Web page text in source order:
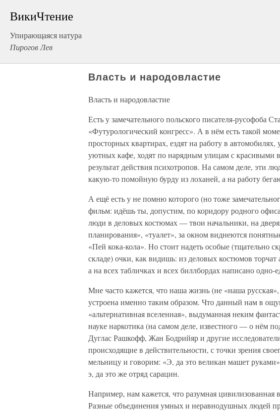
ВикиЧтение
Упирающаяся натура
Пирогов Лев
Власть и народовластие
Власть и народовластие
Есть у замечательного польского писателя-русофоба
«Футурологический конгресс». А в нём есть такой
просторных квартирах, ездят на работу в
уютных кафе, ходят по нарядным улицам с красивыми
результат действия психотропов. На самом деле, эти
какую-то помойную бурду из лоханей, а на работу
А ещё есть у не помню которого (но тоже
фильм: идёшь ты, допустим, по коридору родного
люди в деловых костюмах — твои начальники, на
планирования», «туалет», за окном виднеются
«Пей кока-кола». Но стоит надеть особые (тщательно
складе) очки, как видишь: из деловых костюмов
а на всех табличках и всех биллбордах написано
Мне часто кажется, что наша жизнь (не «наша
устроена именно таким образом. Что данный нам в
«альтернативная вселенная», выдуманная неким
науке наркотика (на самом деле, известного — о нём
Дуглас Рашкофф, Жан Бодрийяр и другие
происходящие в действительности, с точки зрения
мельницу и говорим: «Э, да это великан машет
э, да это же отряд сарацин.
Например, нам кажется, что разумная цивилизованная
Разные объединения умных и неравнодушных людей